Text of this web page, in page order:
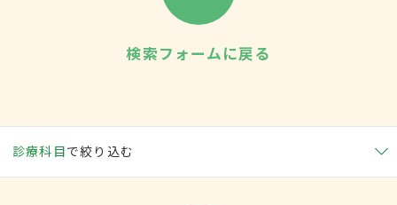
検索フォームに戻る
診療科目で絞り込む